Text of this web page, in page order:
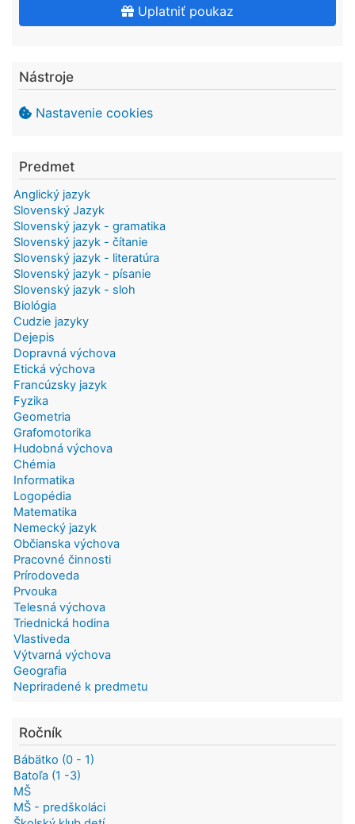
Uplatniť poukaz
Nástroje
Nastavenie cookies
Predmet
Anglický jazyk
Slovenský Jazyk
Slovenský jazyk - gramatika
Slovenský jazyk - čítanie
Slovenský jazyk - literatúra
Slovenský jazyk - písanie
Slovenský jazyk - sloh
Biológia
Cudzie jazyky
Dejepis
Dopravná výchova
Etická výchova
Francúzsky jazyk
Fyzika
Geometria
Grafomotorika
Hudobná výchova
Chémia
Informatika
Logopédia
Matematika
Nemecký jazyk
Občianska výchova
Pracovné činnosti
Prírodoveda
Prvouka
Telesná výchova
Triednická hodina
Vlastiveda
Výtvarná výchova
Geografia
Nepriradené k predmetu
Ročník
Bábätko (0 - 1)
Batoľa (1 -3)
MŠ
MŠ - predškoláci